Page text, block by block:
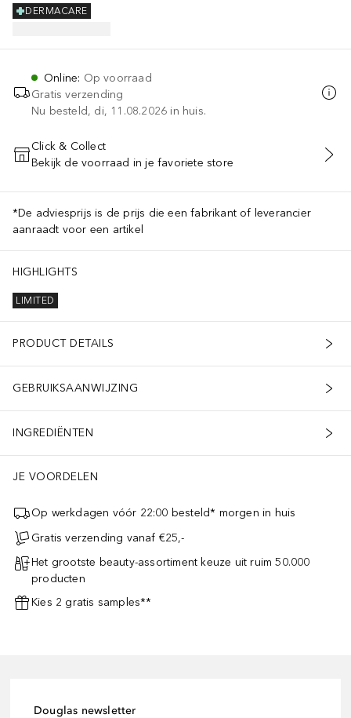
DERMACARE
Online: Op voorraad
Gratis verzending
Nu besteld, di, 11.08.2026 in huis.
VOEG TOE AAN WINKELMANDJE
Click & Collect
Bekijk de voorraad in je favoriete store
*De adviesprijs is de prijs die een fabrikant of leverancier
aanraadt voor een artikel
HIGHLIGHTS
LIMITED
PRODUCT DETAILS
GEBRUIKSAANWIJZING
INGREDIËNTEN
JE VOORDELEN
Op werkdagen vóór 22:00 besteld* morgen in huis
Gratis verzending vanaf €25,-
Het grootste beauty-assortiment keuze uit ruim 50.000
producten
Kies 2 gratis samples**
Douglas newsletter